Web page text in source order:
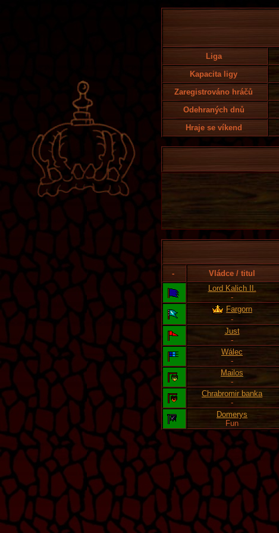
Liga
Kapacita ligy
Zaregistrováno hráčů
Odehraných dnů
Hraje se víkend
- Vládce / titul
Lord Kalich II.
-
Fargorn
-
Just
-
Wálec
-
Mailos
-
Chrabromir banka
-
Domerys
Fun